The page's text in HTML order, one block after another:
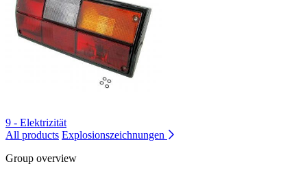
9 - Elektrizität
All products Explosionszeichnungen
Group overview